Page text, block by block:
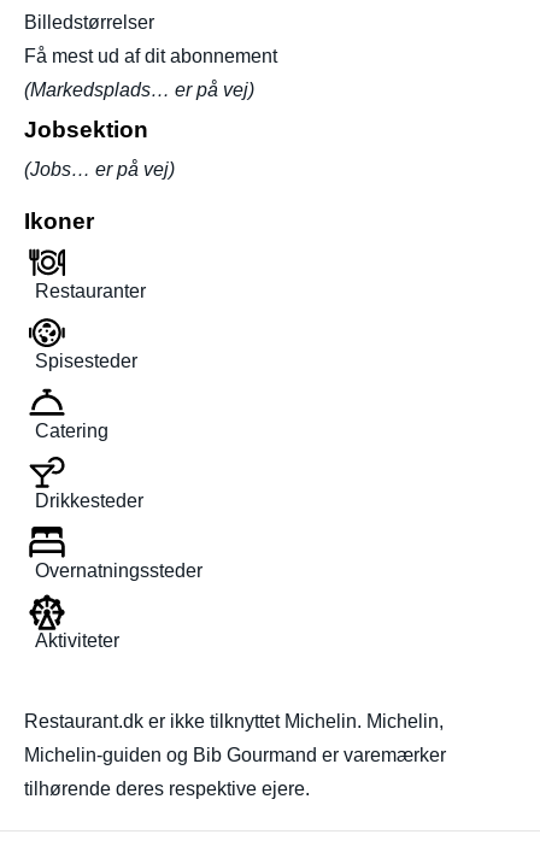
Billedstørrelser
Få mest ud af dit abonnement
(Markedsplads… er på vej)
Jobsektion
(Jobs… er på vej)
Ikoner
Restauranter
Spisesteder
Catering
Drikkesteder
Overnatningssteder
Aktiviteter
Restaurant.dk er ikke tilknyttet Michelin. Michelin,
Michelin-guiden og Bib Gourmand er varemærker
tilhørende deres respektive ejere.